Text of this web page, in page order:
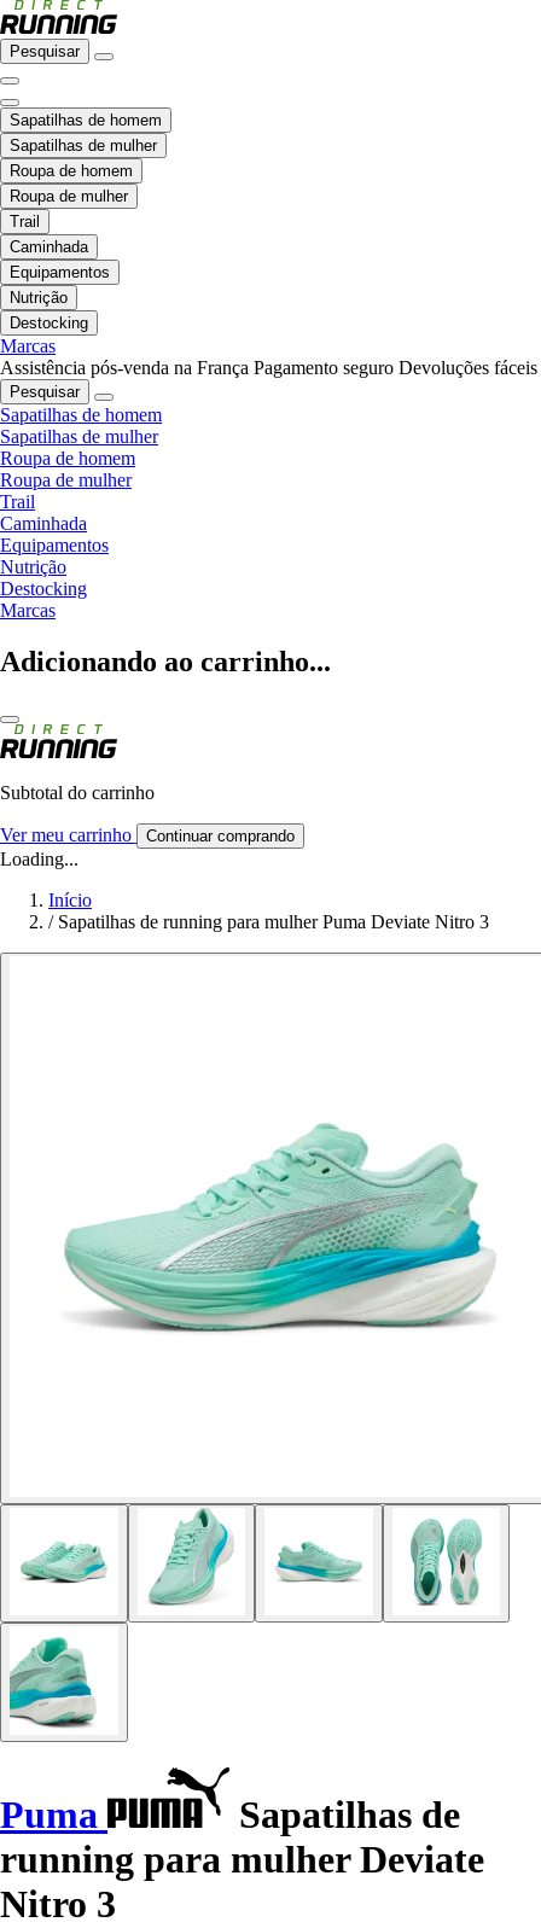
Pesquisar
Sapatilhas de homem
Sapatilhas de mulher
Roupa de homem
Roupa de mulher
Trail
Caminhada
Equipamentos
Nutrição
Destocking
Marcas
Assistência pós-venda na França Pagamento seguro Devoluções fáceis
Pesquisar
Sapatilhas de homem
Sapatilhas de mulher
Roupa de homem
Roupa de mulher
Trail
Caminhada
Equipamentos
Nutrição
Destocking
Marcas
Adicionando ao carrinho...
Subtotal do carrinho
Ver meu carrinho Continuar comprando
Loading...
Início
/ Sapatilhas de running para mulher Puma Deviate Nitro 3
Puma
Sapatilhas de
running para mulher Deviate
Nitro 3